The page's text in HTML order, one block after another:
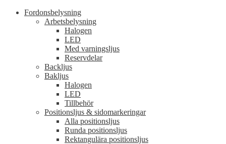
Fordonsbelysning
Arbetsbelysning
Halogen
LED
Med varningsljus
Reservdelar
Backljus
Bakljus
Halogen
LED
Tillbehör
Positionsljus & sidomarkeringar
Alla positionsljus
Runda positionsljus
Rektangulära positionsljus